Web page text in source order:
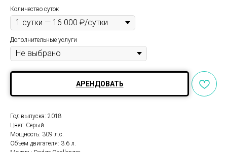
Количество суток
Дополнительные услуги
АРЕНДОВАТЬ
Год выпуска: 2018
Цвет: Серый
Мощность: 309 л.с.
Объем двигателя: 3.6 л.